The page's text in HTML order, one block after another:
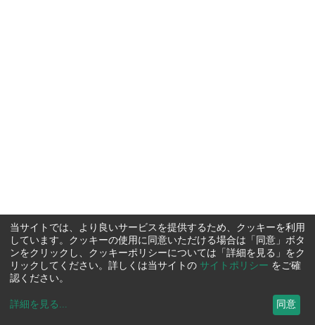
当サイトでは、より良いサービスを提供するため、クッキーを利用
しています。クッキーの使用に同意いただける場合は「同意」ボタ
ンをクリックし、クッキーポリシーについては「詳細を見る」をク
リックしてください。詳しくは当サイトの サイトポリシー をご確
認ください。
詳細を見る ... 同意